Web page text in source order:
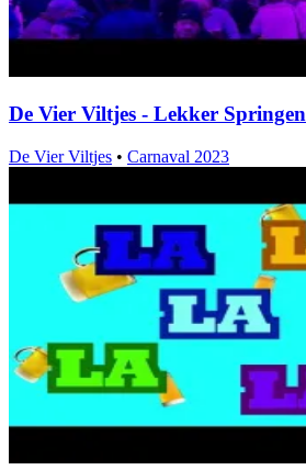
De Vier Viltjes - Lekker Springen
De Vier Viltjes • Carnaval 2023